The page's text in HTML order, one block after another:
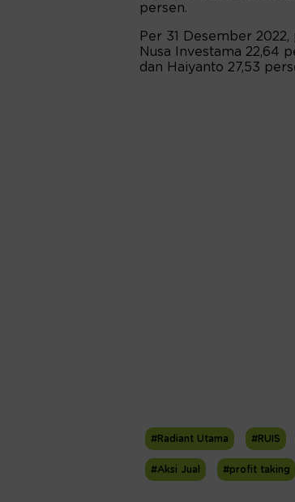
persen.
Per 31 Desember
Nusa Investama 22,64
dan Haiyanto 27,53
#Radiant Utama #RUIS
#Aksi Jual #profit taking